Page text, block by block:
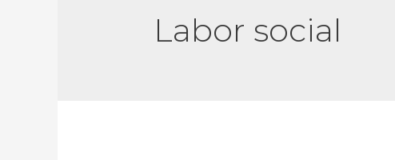
Labor social